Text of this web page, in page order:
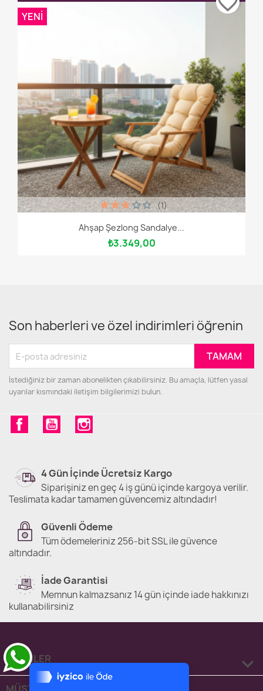
7/24 Canlı Destek
%100 Sorunsuz Alışveriş
Ahşap Şezlong Sandalye...
₺3.349,00
(1)
YENI
Son haberleri ve özel indirimleri öğrenin
İstediğiniz bir zaman abonelikten çıkabilirsiniz. Bu amaçla, lütfen yasal
uyarılar kısmındaki iletişim bilgilerimizi bulun.
FacebookYouTube
4 Gün İçinde Ücretsiz Kargo
Siparişiniz en geç 4 iş günü içinde kargoya verilir.
Teslimata kadar tamamen güvencemiz altındadır!
Güvenli Ödeme
Tüm ödemeleriniz 256-bit SSL ile güvence
altındadır.
İade Garantisi
Memnun kalmazsanız 14 gün içinde iade hakkınızı
kullanabilirsiniz
ÜRÜNLER 